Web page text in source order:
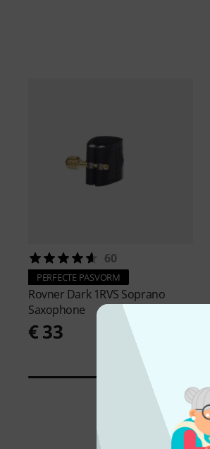
60
PERFECTE PASVORM
Rovner Dark 1RVS Soprano
Saxophone
€ 33